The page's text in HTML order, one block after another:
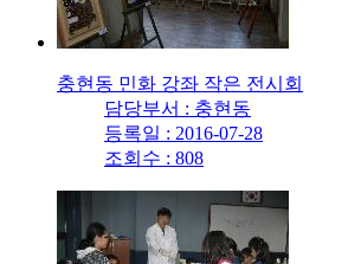
충현동 민화 강좌 작은 전시회
담당부서 : 충현동
등록일 : 2016-07-28
조회수 : 808